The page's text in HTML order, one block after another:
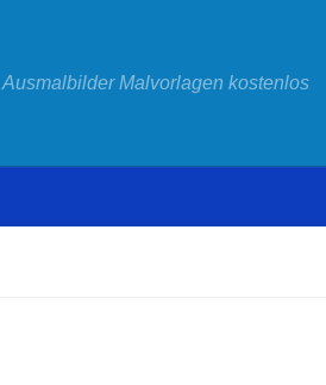
Ausmalbilder Malvorlagen kostenlos